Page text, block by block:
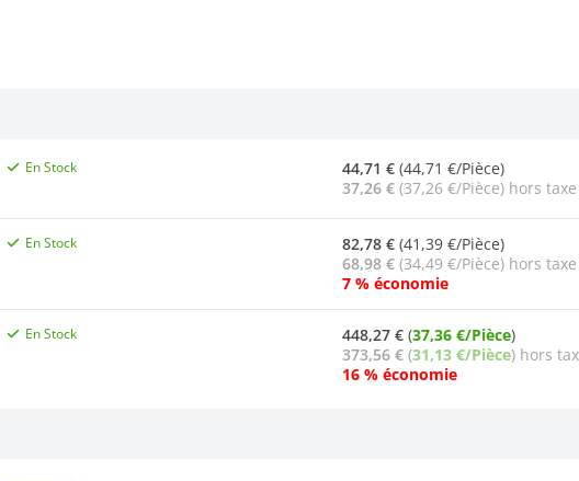
En Stock 44,71 € (44,71 €/Pièce)
37,26 € (37,26 €/Pièce) hors taxe
En Stock 82,78 € (41,39 €/Pièce)
68,98 € (34,49 €/Pièce) hors taxe
7 % économie
En Stock 448,27 € (37,36 €/Pièce)
373,56 € (31,13 €/Pièce) hors
16 % économie